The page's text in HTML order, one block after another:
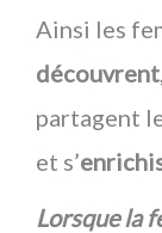
Ainsi les
découvrent
partagent
et s’
Lorsque la